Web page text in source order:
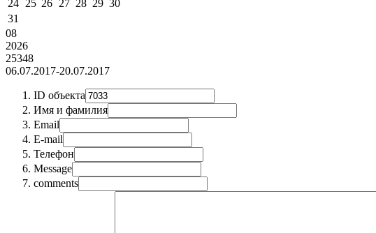
24 25 26 27 28 29 30
31
08
2026
25348
06.07.2017-20.07.2017
ID объекта
Имя и фамилия
Email
E-mail
Телефон
Message
comments